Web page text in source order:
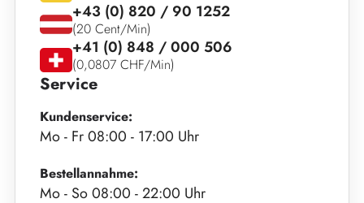
Service
Kundenservice:
Mo - Fr 08:00 - 17:00 Uhr
Bestellannahme:
Mo - So 08:00 - 22:00 Uhr
+43 (0) 820 / 90 1252
(20 Cent/Min)
+41 (0) 848 / 000 506
(0,0807 CHF/Min)